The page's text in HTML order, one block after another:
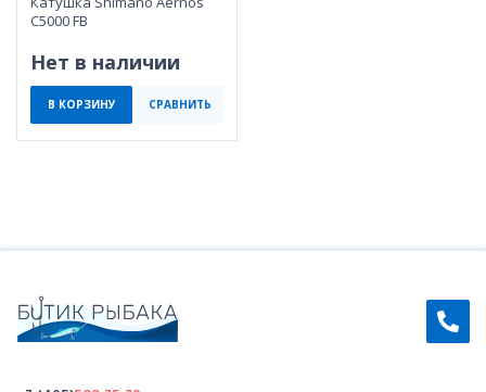
C5000 FB
Нет в наличии
В КОРЗИНУ СРАВНИТЬ